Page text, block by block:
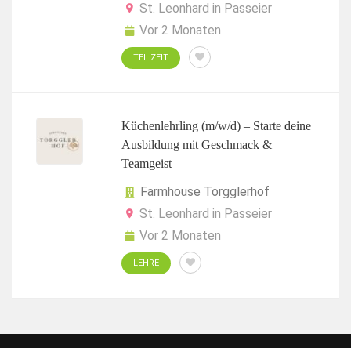
St. Leonhard in Passeier
Vor 2 Monaten
TEILZEIT
Küchenlehrling (m/w/d) – Starte deine
Ausbildung mit Geschmack &
Teamgeist
Farmhouse Torgglerhof
St. Leonhard in Passeier
Vor 2 Monaten
LEHRE